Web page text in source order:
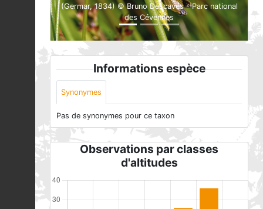
(Germar, 1834) © Bruno Descaves - Parc national
des Cévennes
Informations espèce
Synonymes
Pas de synonymes pour ce taxon
Observations par classes
d'altitudes